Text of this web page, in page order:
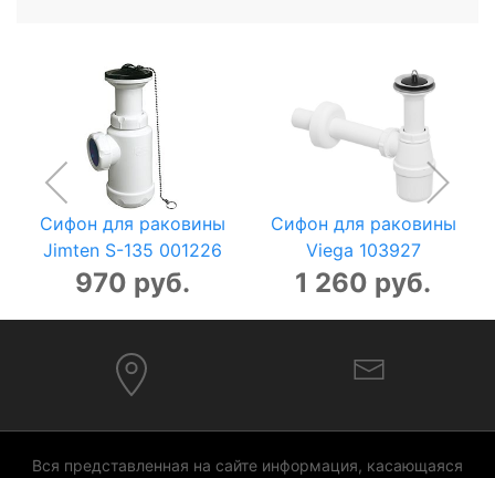
Сифон для раковины
Jimten S-135 001226
970 руб.
Сифон для раковины
Viega 103927
1 260 руб.
Вся представленная на сайте информация, касающаяся